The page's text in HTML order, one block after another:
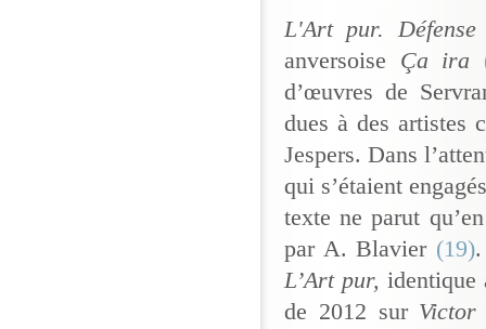
L'Art pur. Défense
anversoise Ça ira
d’œuvres de
dues à des artistes
Jespers. Dans
qui s’étaient
texte ne parut
par A. Blavier(19)
L’Art pur, identique
de 2012 sur